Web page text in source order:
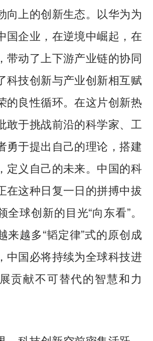
向上的创新生态。以华为为
国企业，在逆境中崛起，在
带动了上下游产业链的协同
科技创新与产业创新相互赋
的良性循环。在这片创新热
敢于挑战前沿的科学家、工
勇于提出自己的理论，搭建
定义自己的未来。中国的科
在这种日复一日的拼搏中拔
球创新的目光“向东看”。
来越多“韬定律”式的原创成
中国必将持续为全球科技进
贡献不可替代的智慧和力